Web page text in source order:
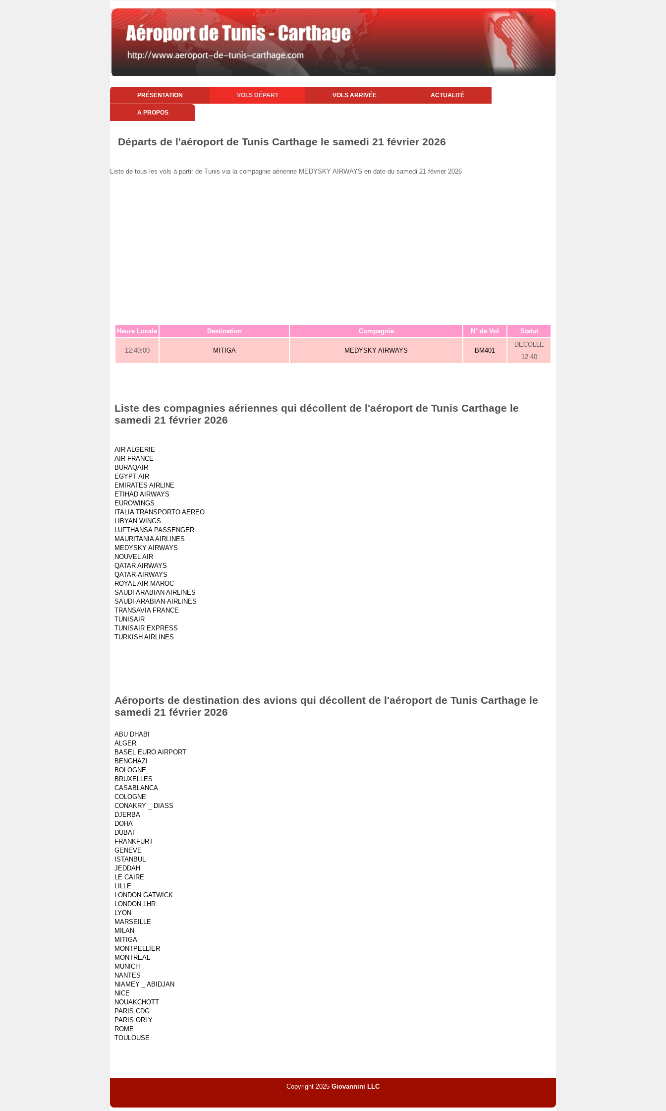
PRÉSENTATION VOLS DÉPART VOLS ARRIVÉE ACTUALITÉ
A PROPOS
Départs de l'aéroport de Tunis Carthage le samedi 21 février 2026
Liste de tous les vols à partir de Tunis via la compagnie aérienne MEDYSKY AIRWAYS en date du samedi 21 février 2026
Heure Locale Destination Compagnie N° de Vol Statut
12:40:00 MITIGA MEDYSKY AIRWAYS BM401
DECOLLE
12:40
Liste des compagnies aériennes qui décollent de l'aéroport de Tunis Carthage le
samedi 21 février 2026
AIR ALGERIE
AIR FRANCE
BURAQAIR
EGYPT AIR
EMIRATES AIRLINE
ETIHAD AIRWAYS
EUROWINGS
ITALIA TRANSPORTO AEREO
LIBYAN WINGS
LUFTHANSA PASSENGER
MAURITANIA AIRLINES
MEDYSKY AIRWAYS
NOUVEL AIR
QATAR AIRWAYS
QATAR-AIRWAYS
ROYAL AIR MAROC
SAUDI ARABIAN AIRLINES
SAUDI-ARABIAN-AIRLINES
TRANSAVIA FRANCE
TUNISAIR
TUNISAIR EXPRESS
TURKISH AIRLINES
Aéroports de destination des avions qui décollent de l'aéroport de Tunis Carthage le
samedi 21 février 2026
ABU DHABI
ALGER
BASEL EURO AIRPORT
BENGHAZI
BOLOGNE
BRUXELLES
CASABLANCA
COLOGNE
CONAKRY _ DIASS
DJERBA
DOHA
DUBAI
FRANKFURT
GENEVE
ISTANBUL
JEDDAH
LE CAIRE
LILLE
LONDON GATWICK
LONDON LHR.
LYON
MARSEILLE
MILAN
MITIGA
MONTPELLIER
MONTREAL
MUNICH
NANTES
NIAMEY _ ABIDJAN
NICE
NOUAKCHOTT
PARIS CDG
PARIS ORLY
ROME
TOULOUSE
Copyright 2025 Giovannini LLC